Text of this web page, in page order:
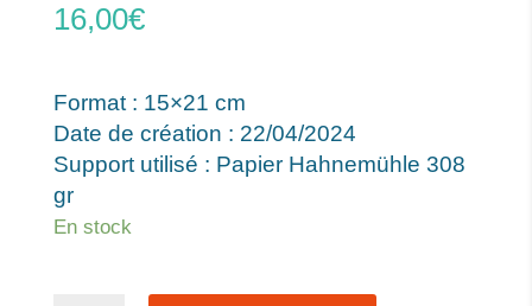
16,00€
Format : 15×21 cm
Date de création : 22/04/2024
Support utilisé : Papier Hahnemühle 308
gr
En stock